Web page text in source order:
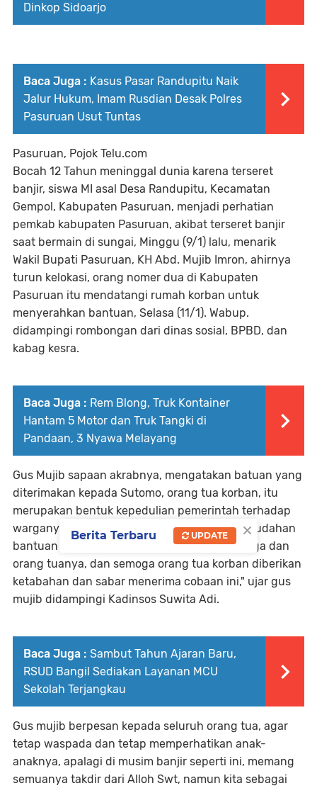
Dinkop Sidoarjo
Baca Juga : Kasus Pasar Randupitu Naik
Jalur Hukum, Imam Rusdian Desak Polres
Pasuruan Usut Tuntas
Pasuruan, Pojok Telu.com
Bocah 12 Tahun meninggal dunia karena terseret
banjir, siswa MI asal Desa Randupitu, Kecamatan
Gempol, Kabupaten Pasuruan, menjadi perhatian
pemkab kabupaten Pasuruan, akibat terseret banjir
saat bermain di sungai, Minggu (9/1) lalu, menarik
Wakil Bupati Pasuruan, KH Abd. Mujib Imron, ahirnya
turun kelokasi, orang nomer dua di Kabupaten
Pasuruan itu mendatangi rumah korban untuk
menyerahkan bantuan, Selasa (11/1). Wabup.
didampingi rombongan dari dinas sosial, BPBD, dan
kabag kesra.
Baca Juga : Rem Blong, Truk Kontainer
Hantam 5 Motor dan Truk Tangki di
Pandaan, 3 Nyawa Melayang
Gus Mujib sapaan akrabnya, mengatakan batuan yang
diterimakan kepada Sutomo, orang tua korban, itu
merupakan bentuk kepedulian pemerintah terhadap
warganya yang tertimpa musibah. "Mudah-mudahan
bantuan ini dapat meringankan beban keluarga dan
orang tuanya, dan semoga orang tua korban diberikan
ketabahan dan sabar menerima cobaan ini," ujar gus
mujib didampingi Kadinsos Suwita Adi.
Baca Juga : Sambut Tahun Ajaran Baru,
RSUD Bangil Sediakan Layanan MCU
Sekolah Terjangkau
Gus mujib berpesan kepada seluruh orang tua, agar
tetap waspada dan tetap memperhatikan anak-
anaknya, apalagi di musim banjir seperti ini, memang
semuanya takdir dari Alloh Swt, namun kita sebagai
×
Berita Terbaru UPDATE